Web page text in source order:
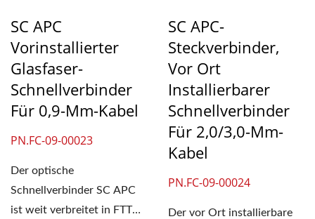
SC APC
Vorinstallierter
Glasfaser-
Schnellverbinder
Für 0,9-Mm-Kabel
PN.FC-09-00023
Der optische
Schnellverbinder SC APC
ist weit verbreitet in FTTH-
SC APC-
Steckverbinder,
Vor Ort
Installierbarer
Schnellverbinder
Für 2,0/3,0-Mm-
Kabel
PN.FC-09-00024
Der vor Ort installierbare